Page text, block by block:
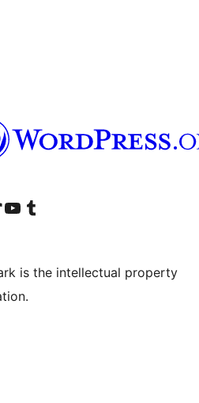
account
TikTok account
Bezoek ons YouTube kanaalBezoek onze Tumblr account
is the intellectual property